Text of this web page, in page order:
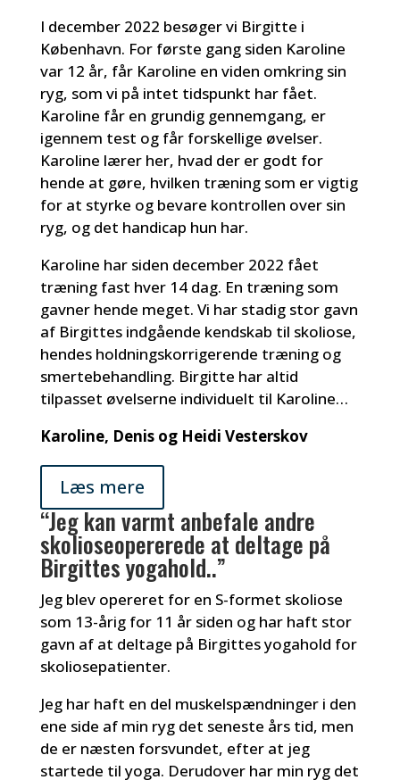
I december 2022 besøger vi Birgitte i
København. For første gang siden Karoline
var 12 år, får Karoline en viden omkring sin
ryg, som vi på intet tidspunkt har fået.
Karoline får en grundig gennemgang, er
igennem test og får forskellige øvelser.
Karoline lærer her, hvad der er godt for
hende at gøre, hvilken træning som er vigtig
for at styrke og bevare kontrollen over sin
ryg, og det handicap hun har.
Karoline har siden december 2022 fået
træning fast hver 14 dag. En træning som
gavner hende meget. Vi har stadig stor gavn
af Birgittes indgående kendskab til skoliose,
hendes holdningskorrigerende træning og
smertebehandling. Birgitte har altid
tilpasset øvelserne individuelt til Karoline…
Karoline, Denis og Heidi Vesterskov
Læs mere
“Jeg kan varmt anbefale andre
skolioseopererede at deltage på
Birgittes yogahold..”
Jeg blev opereret for en S-formet skoliose
som 13-årig for 11 år siden og har haft stor
gavn af at deltage på Birgittes yogahold for
skoliosepatienter.
Jeg har haft en del muskelspændninger i den
ene side af min ryg det seneste års tid, men
de er næsten forsvundet, efter at jeg
startede til yoga. Derudover har min ryg det